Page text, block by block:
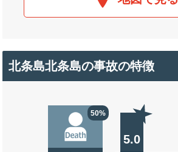
北条島北条島の事故の特徴
50%
5.0